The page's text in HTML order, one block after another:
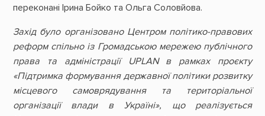
переконані Ірина Бойко та Ольга Соловйова.
Захід було організовано Центром політико-правових
реформ спільно із Громадською мережею публічного
права та адміністрації UPLAN в рамках проєкту
«Підтримка формування державної політики розвитку
місцевого самоврядування та територіальної
організації влади в Україні», що реалізується